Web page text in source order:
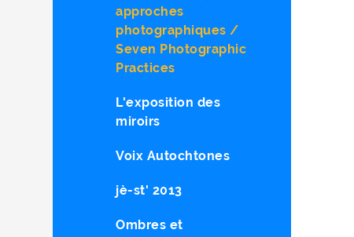
approches
photographiques /
Seven Photographic
Practices
L'exposition des
miroirs
Voix Autochtones
jè-st' 2013
Ombres et